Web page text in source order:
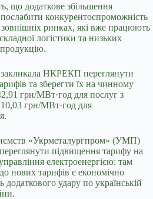
що додаткове збільшення
конкурентоспроможність
ринках, які вже працюють
логістики та низьких
закликала НКРЕКП переглянути
та зберегти їх на чинному
грн/МВт·год для послуг з
грн/МВт·год для
«Укрметалургпром» (УМП)
підвищення тарифу на
електроенергією: там
нових тарифів є економічно
додаткового удару по українській